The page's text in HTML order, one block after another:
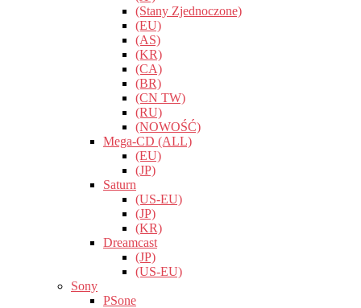
(Stany Zjednoczone)
(EU)
(AS)
(KR)
(CA)
(BR)
(CN TW)
(RU)
(NOWOŚĆ)
Mega-CD (ALL)
(EU)
(JP)
Saturn
(US-EU)
(JP)
(KR)
Dreamcast
(JP)
(US-EU)
Sony
PSone